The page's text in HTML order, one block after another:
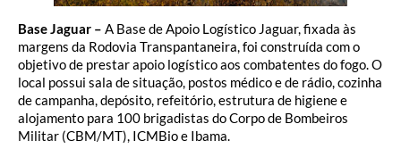
Base Jaguar – A Base de Apoio Logístico Jaguar, fixada às
margens da Rodovia Transpantaneira, foi construída com o
objetivo de prestar apoio logístico aos combatentes do fogo. O
local possui sala de situação, postos médico e de rádio, cozinha
de campanha, depósito, refeitório, estrutura de higiene e
alojamento para 100 brigadistas do Corpo de Bombeiros
Militar (CBM/MT), ICMBio e Ibama.